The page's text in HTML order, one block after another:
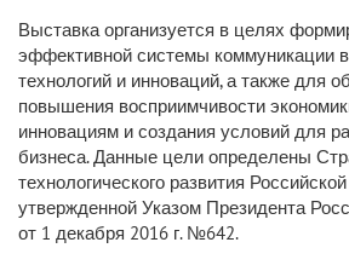
Выставка организуется в целях
эффективной системы коммуникации в
технологий и инноваций, а также для
повышения восприимчивости
инновациям и создания условий для
бизнеса. Данные цели определены
технологического развития
утвержденной Указом Президента
от 1 декабря 2016 г. №642.